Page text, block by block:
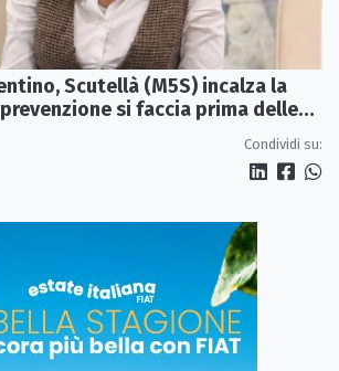
Scutellà (M5S) incalza la
si faccia prima delle
Condividi su: